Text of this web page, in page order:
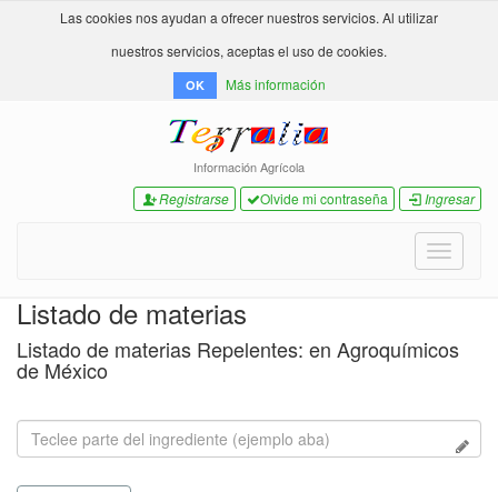
Las cookies nos ayudan a ofrecer nuestros servicios. Al utilizar
nuestros servicios, aceptas el uso de cookies.
OK Más información
Información Agrícola
Registrarse Olvide mi contraseña Ingresar
Toggle
Listado de materias
Listado de materias Repelentes: en Agroquímicos
de México